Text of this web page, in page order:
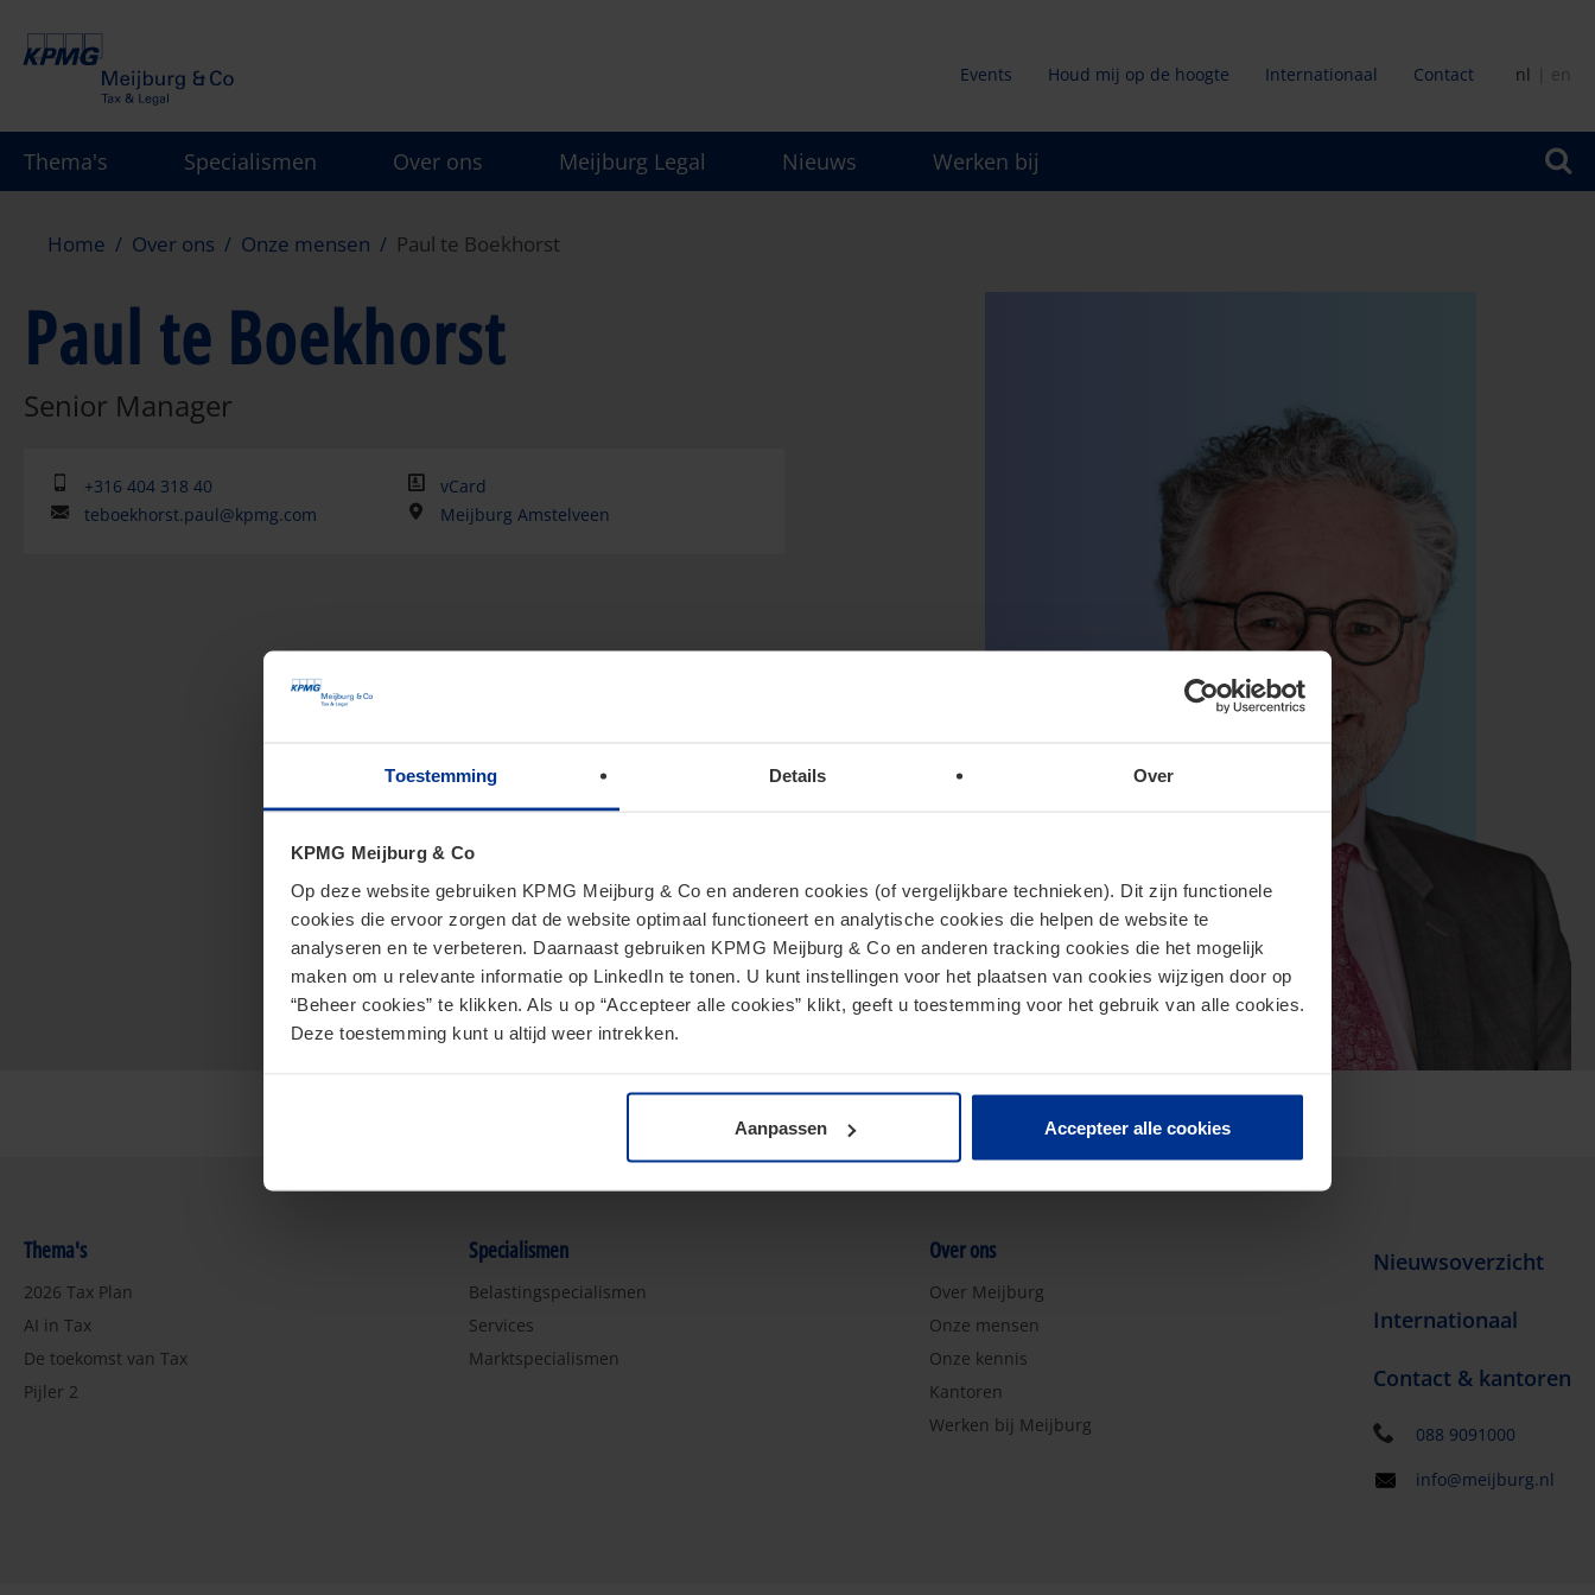
Toestemming Details Over
KPMG Meijburg & Co
Op deze website gebruiken KPMG Meijburg & Co en anderen cookies (of vergelijkbare technieken). Dit zijn functionele
cookies die ervoor zorgen dat de website optimaal functioneert en analytische cookies die helpen de website te
analyseren en te verbeteren. Daarnaast gebruiken KPMG Meijburg & Co en anderen tracking cookies die het mogelijk
maken om u relevante informatie op LinkedIn te tonen. U kunt instellingen voor het plaatsen van cookies wijzigen door op
“Beheer cookies” te klikken. Als u op “Accepteer alle cookies” klikt, geeft u toestemming voor het gebruik van alle cookies.
Deze toestemming kunt u altijd weer intrekken.
Aanpassen Accepteer alle cookies
gaan
Secundair
menu
Events Houd mij op de hoogte Internationaal Contact nl en
Thema's Specialismen Over ons Meijburg Legal Nieuws Werken bij
Home Over ons Onze mensen Paul te Boekhorst
Paul te Boekhorst
Senior Manager
+316 404 318 40
vCard
teboekhorst.paul@kpmg.com
Meijburg Amstelveen
Thema's
2026 Tax Plan
AI in Tax
De toekomst van Tax
Pijler 2
Specialismen
Belastingspecialismen
Services
Marktspecialismen
Over ons
Over Meijburg
Onze mensen
Onze kennis
Kantoren
Werken bij Meijburg
Nieuwsoverzicht
Internationaal
Contact & kantoren
088 9091000
info@meijburg.nl